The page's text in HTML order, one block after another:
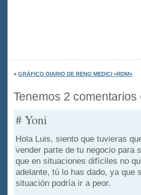
« GRÁFICO DIARIO DE RENO MEDICI «RDM»
Tenemos 2
# Yoni
Hola Luis, siento que tuvieras
vender parte de tu negocio para
que en situaciones difíciles no
adelante, tú lo has dado, ya que
situación podría ir a peor.